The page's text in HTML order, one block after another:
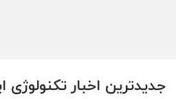
جدیدترین اخبار تکنولوژی